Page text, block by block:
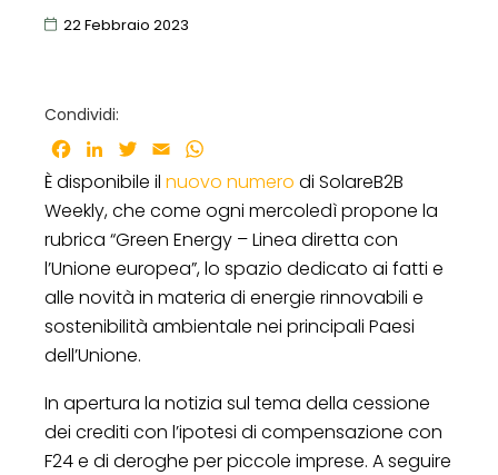
22 Febbraio 2023
Condividi:
Facebook
LinkedInTwitter
Email
È disponibile il nuovo numero di SolareB2B
Weekly, che come ogni mercoledì propone la
rubrica “Green Energy – Linea diretta con
l’Unione europea”, lo spazio dedicato ai fatti e
alle novità in materia di energie rinnovabili e
sostenibilità ambientale nei principali Paesi
dell’Unione.
In apertura la notizia sul tema della cessione
dei crediti con l’ipotesi di compensazione con
F24 e di deroghe per piccole imprese. A seguire